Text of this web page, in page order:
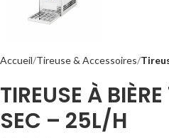
Accueil Tireuse & Accessoires
TIREUSE À
SEC – 25L/H